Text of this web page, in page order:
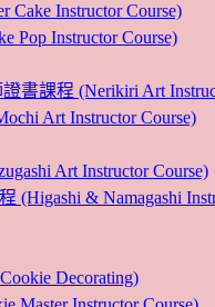
Instructor Course)
Pop Instructor Course)
書課程 (Nerikiri Art
Art Instructor Course)
Art Instructor Course)
& Namagashi
Decorating)